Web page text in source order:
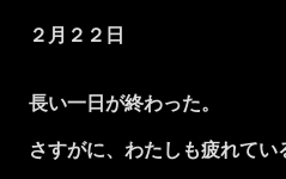
２月２２日
長い一日が終わった。
さすがに、わたしも疲れてい